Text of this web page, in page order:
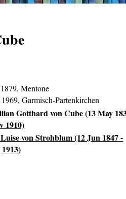
Mentone
Garmisch-Partenkirchen
Gotthard von Cube (13 May
1910)
von Strohblum (12 Jun 1847 -